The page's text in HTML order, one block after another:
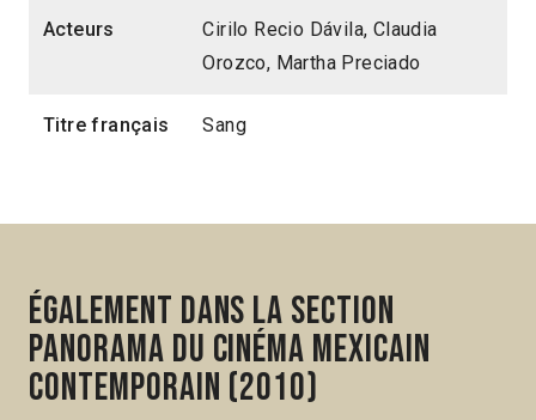
Acteurs
Cirilo Recio Dávila, Claudia
Orozco, Martha Preciado
Titre français Sang
Également dans la section
Panorama du cinéma mexicain
contemporain (2010)